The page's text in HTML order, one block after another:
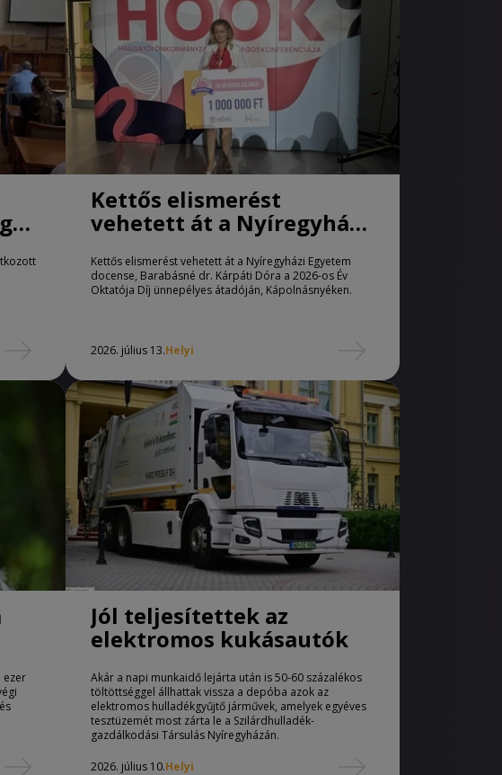
Kettős elismerést
vehetett át a Nyíregyházi
Egyetem docense,
Barabásné dr. Kárpáti
Dóra
Kettős elismerést vehetett át a Nyíregyházi Egyetem
docense, Barabásné dr. Kárpáti Dóra a 2026-os Év
Oktatója Díj ünnepélyes átadóján, Kápolnásnyéken.
2026. július 13.Helyi
ezer
Jól teljesítettek az
elektromos kukásautók
Akár a napi munkaidő lejárta után is 50-60 százalékos
töltöttséggel állhattak vissza a depóba azok az
elektromos hulladékgyűjtő járművek, amelyek egyéves
tesztüzemét most zárta le a Szilárdhulladék-
gazdálkodási Társulás Nyíregyházán.
2026. július 10.Helyi